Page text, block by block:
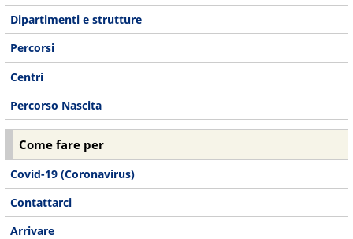
Dipartimenti e strutture
Percorsi
Centri
Percorso Nascita
Come fare per
Covid-19 (Coronavirus)
Contattarci
Arrivare